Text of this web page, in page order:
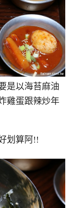
是以海苔麻油
雞蛋跟辣炒年
划算阿!!